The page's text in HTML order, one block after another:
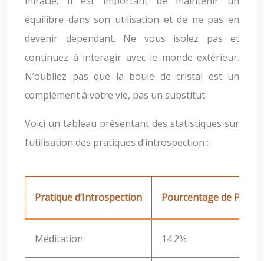
équilibre dans son utilisation et de ne pas en
devenir dépendant. Ne vous isolez pas et
continuez à interagir avec le monde extérieur.
N’oubliez pas que la boule de cristal est un
complément à votre vie, pas un substitut.
Voici un tableau présentant des statistiques sur
l’utilisation des pratiques d’introspection :
Pratique d’Introspection Pourcentage de
Méditation 14.2%